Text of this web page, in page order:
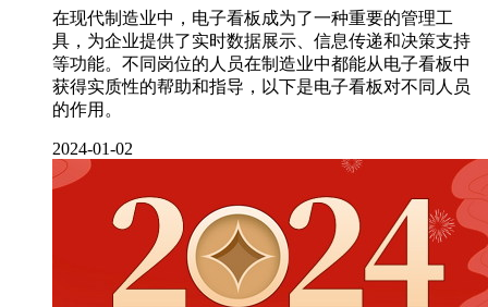
在现代制造业中，电子看板成为了一种重要的管理工
具，为企业提供了实时数据展示、信息传递和决策支持
等功能。不同岗位的人员在制造业中都能从电子看板中
获得实质性的帮助和指导，以下是电子看板对不同人员
的作用。
2024-01-02